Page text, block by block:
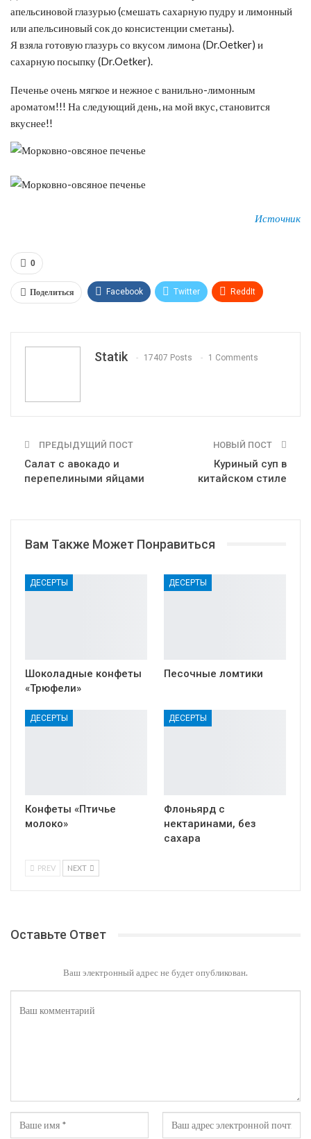
апельсиновой глазурью (смешать сахарную пудру и лимонный
или апельсиновый сок до консистенции сметаны).
Я взяла готовую глазурь со вкусом лимона (Dr.Oetker) и
сахарную посыпку (Dr.Oetker).
Печенье очень мягкое и нежное с ванильно-лимонным
ароматом!!! На следующий день, на мой вкус, становится
вкуснее!!
Источник
0
Поделиться Facebook Twitter ReddIt
Statik 17407 Posts 1 Comments
ПРЕДЫДУЩИЙ ПОСТ
Салат с авокадо и
перепелиными яйцами
НОВЫЙ ПОСТ
Куриный суп в
китайском стиле
Вам Также Может Понравиться
ДЕСЕРТЫ
Шоколадные конфеты
«Трюфели»
ДЕСЕРТЫ
Песочные ломтики
ДЕСЕРТЫ
Конфеты «Птичье
молоко»
ДЕСЕРТЫ
Флоньярд с
нектаринами, без
сахара
PREV NEXT
Оставьте Ответ
Ваш электронный адрес не будет опубликован.